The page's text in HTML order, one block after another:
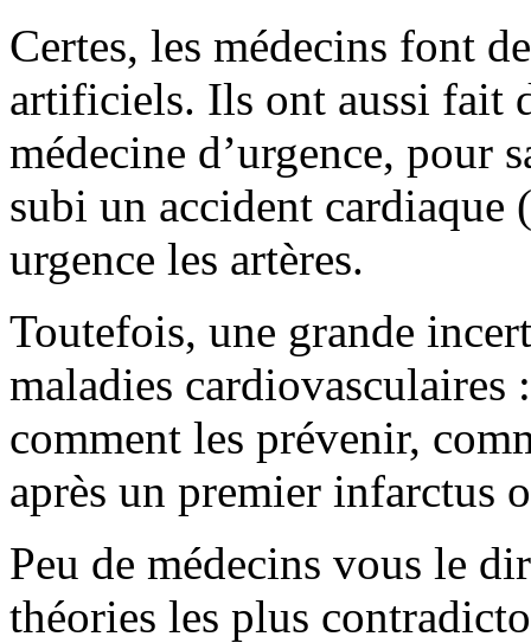
Certes, les médecins font
artificiels. Ils ont aussi fait
médecine d’urgence, pour
subi un accident cardiaque
urgence les artères.
Toutefois, une grande
maladies cardiovasculaires
comment les prévenir,
après un premier infarctus
Peu de médecins vous le
théories les plus